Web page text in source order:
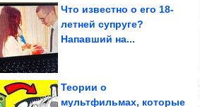
Что известно о его 18-
летней супруге?
Напавший на...
Теории о
мультфильмах, которые